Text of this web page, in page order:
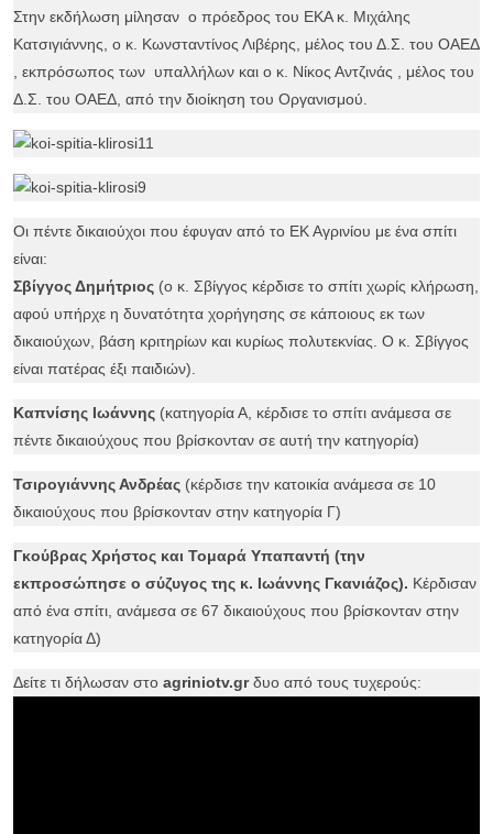
Στην εκδήλωση μίλησαν ο πρόεδρος του ΕΚΑ κ. Μιχάλης
Κατσιγιάννης, ο κ. Κωνσταντίνος Λιβέρης, μέλος του Δ.Σ. του ΟΑΕΔ
, εκπρόσωπος των υπαλλήλων και ο κ. Νίκος Αντζινάς , μέλος του
Δ.Σ. του ΟΑΕΔ, από την διοίκηση του Οργανισμού.
Οι πέντε δικαιούχοι που έφυγαν από το ΕΚ Αγρινίου με ένα σπίτι
είναι:
Σβίγγος Δημήτριος (ο κ. Σβίγγος κέρδισε το σπίτι χωρίς κλήρωση,
αφού υπήρχε η δυνατότητα χορήγησης σε κάποιους εκ των
δικαιούχων, βάση κριτηρίων και κυρίως πολυτεκνίας. Ο κ. Σβίγγος
είναι πατέρας έξι παιδιών).
Καπνίσης Ιωάννης (κατηγορία Α, κέρδισε το σπίτι ανάμεσα σε
πέντε δικαιούχους που βρίσκονταν σε αυτή την κατηγορία)
Τσιρογιάννης Ανδρέας (κέρδισε την κατοικία ανάμεσα σε 10
δικαιούχους που βρίσκονταν στην κατηγορία Γ)
Γκούβρας Χρήστος και Τομαρά Υπαπαντή (την
εκπροσώπησε ο σύζυγος της κ. Ιωάννης Γκανιάζος). Κέρδισαν
από ένα σπίτι, ανάμεσα σε 67 δικαιούχους που βρίσκονταν στην
κατηγορία Δ)
Δείτε τι δήλωσαν στο agriniotv.grδυο από τους τυχερούς: